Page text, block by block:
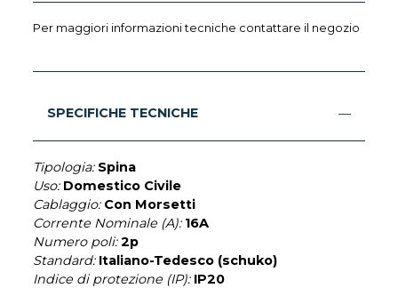
Per maggiori informazioni tecniche contattare il negozio
SPECIFICHE TECNICHE
Tipologia: Spina
Uso: Domestico Civile
Cablaggio: Con Morsetti
Corrente Nominale (A): 16A
Numero poli: 2p
Standard: Italiano-Tedesco (schuko)
Indice di protezione (IP): IP20